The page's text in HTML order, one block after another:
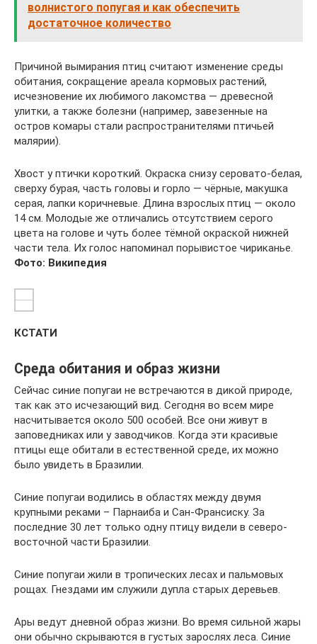
волнистого попугая и как обеспечить
достаточное количество
Причиной вымирания птиц считают изменение среды
обитания, сокращение ареала кормовых растений,
исчезновение их любимого лакомства — древесной
улитки, а также болезни (например, завезенные на
остров комары стали распространителями птичьей
малярии).
Хвост у птички короткий. Окраска снизу серовато-белая,
сверху бурая, часть головы и горло — чёрные, макушка
серая, лапки коричневые. Длина взрослых птиц — около
14 см. Молодые же отличались отсутствием серого
цвета на голове и чуть более тёмной окраской нижней
части тела. Их голос напоминал порывистое чириканье.
Фото: Википедия
КСТАТИ
Среда обитания и образ жизни
Сейчас синие попугаи не встречаются в дикой природе,
так как это исчезающий вид. Сегодня во всем мире
насчитывается около 500 особей. Все они живут в
заповедниках или у заводчиков. Когда эти красивые
птицы еще обитали в естественной среде, их можно
было увидеть в Бразилии.
Синие попугаи водились в областях между двумя
крупными реками – Парнаиба и Сан-Франсиску. За
последние 30 лет только одну птицу видели в северо-
восточной части Бразилии.
Синие попугаи жили в тропических лесах и пальмовых
рощах. Гнездами им служили дупла старых деревьев.
Ары ведут дневной образ жизни. Во время сильной жары
они обычно скрываются в густых зарослях леса. Синие